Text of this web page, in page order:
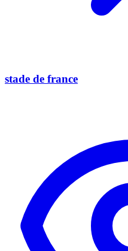
stade de france